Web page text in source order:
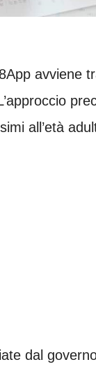
avviene
all’età
dal